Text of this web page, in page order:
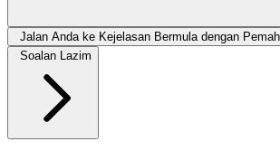
Jalan Anda ke Kejelasan Bermula dengan
Soalan Lazim